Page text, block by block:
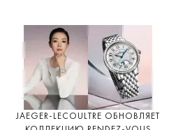
JAEGER-LECOULTRE ОБНОВЛЯЕТ